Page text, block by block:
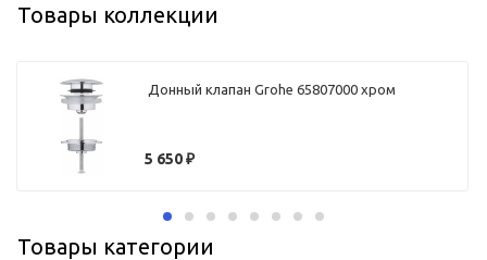
Товары коллекции
Донный клапан Grohe 65807000 хром
5 650₽
Товары категории